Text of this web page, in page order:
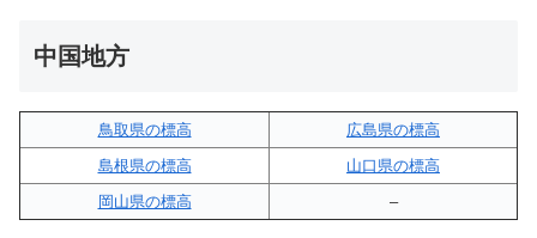
中国地方
鳥取県の標高
広島県の標高
島根県の標高
山口県の標高
岡山県の標高
–